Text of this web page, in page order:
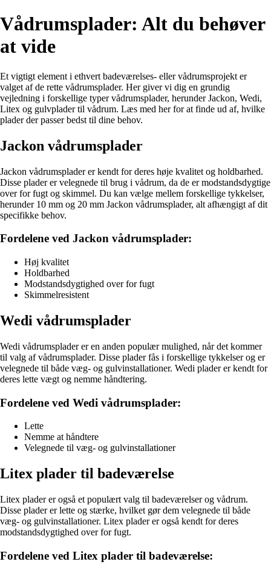
Vådrumsplader: Alt du behøver
at vide
Et vigtigt element i ethvert badeværelses- eller vådrumsprojekt er
valget af de rette vådrumsplader. Her giver vi dig en grundig
vejledning i forskellige typer vådrumsplader, herunder Jackon, Wedi,
Litex og gulvplader til vådrum. Læs med her for at finde ud af, hvilke
plader der passer bedst til dine behov.
Jackon vådrumsplader
Jackon vådrumsplader er kendt for deres høje kvalitet og holdbarhed.
Disse plader er velegnede til brug i vådrum, da de er modstandsdygtige
over for fugt og skimmel. Du kan vælge mellem forskellige tykkelser,
herunder 10 mm og 20 mm Jackon vådrumsplader, alt afhængigt af dit
specifikke behov.
Fordelene ved Jackon vådrumsplader:
Høj kvalitet
Holdbarhed
Modstandsdygtighed over for fugt
Skimmelresistent
Wedi vådrumsplader
Wedi vådrumsplader er en anden populær mulighed, når det kommer
til valg af vådrumsplader. Disse plader fås i forskellige tykkelser og er
velegnede til både væg- og gulvinstallationer. Wedi plader er kendt for
deres lette vægt og nemme håndtering.
Fordelene ved Wedi vådrumsplader:
Lette
Nemme at håndtere
Velegnede til væg- og gulvinstallationer
Litex plader til badeværelse
Litex plader er også et populært valg til badeværelser og vådrum.
Disse plader er lette og stærke, hvilket gør dem velegnede til både
væg- og gulvinstallationer. Litex plader er også kendt for deres
modstandsdygtighed over for fugt.
Fordelene ved Litex plader til badeværelse: